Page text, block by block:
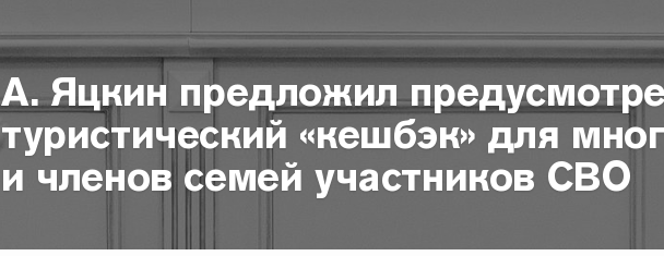
А. Яцкин предложил
туристический «кешбэк» для
и членов семей участников СВО